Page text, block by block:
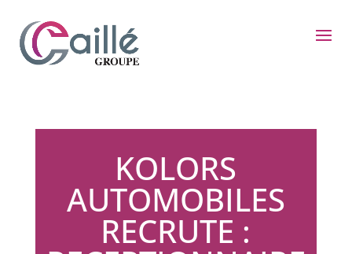
KOLORS
AUTOMOBILES
RECRUTE :